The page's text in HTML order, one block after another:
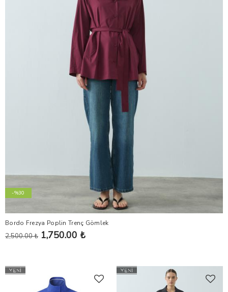
-%30
Bordo Frezya Poplin Trenç Gömlek
2,500.00 ₺ 1,750.00 ₺